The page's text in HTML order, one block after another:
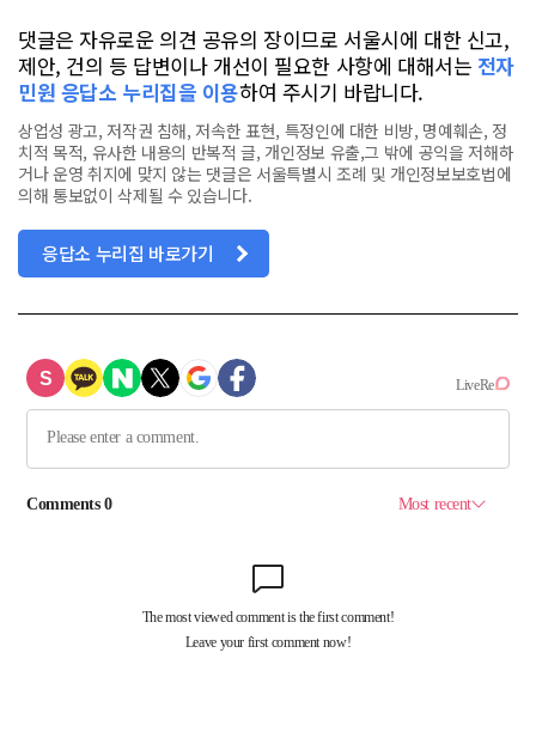
댓글은 자유로운 의견 공유의 장이므로 서울시에 대한 신고,
제안, 건의 등 답변이나 개선이 필요한 사항에 대해서는 전자
민원 응답소 누리집을 이용하여 주시기 바랍니다.
상업성 광고, 저작권 침해, 저속한 표현, 특정인에 대한 비방, 명예훼손, 정
치적 목적, 유사한 내용의 반복적 글, 개인정보 유출,그 밖에 공익을 저해하
거나 운영 취지에 맞지 않는 댓글은 서울특별시 조례 및 개인정보보호법에
의해 통보없이 삭제될 수 있습니다.
응답소 누리집 바로가기